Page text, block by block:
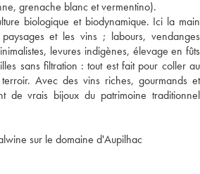
grenache blanc et vermentino).
biologique et biodynamique. Ici la main
et les vins ; labours, vendanges
levures indigènes, élevage en fûts
sans filtration : tout est fait pour coller au
Avec des vins riches, gourmands et
de vrais bijoux du patrimoine traditionnel
sur le domaine d'Aupilhac